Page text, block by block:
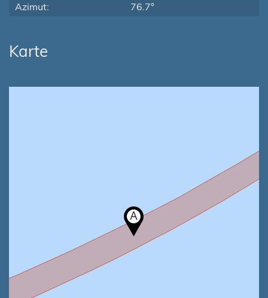
Azimut:
76.7°
Karte